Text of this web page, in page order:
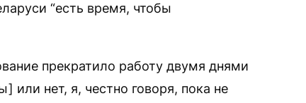
“есть время, чтобы
прекратило работу двумя днями
или нет, я, честно говоря, пока не